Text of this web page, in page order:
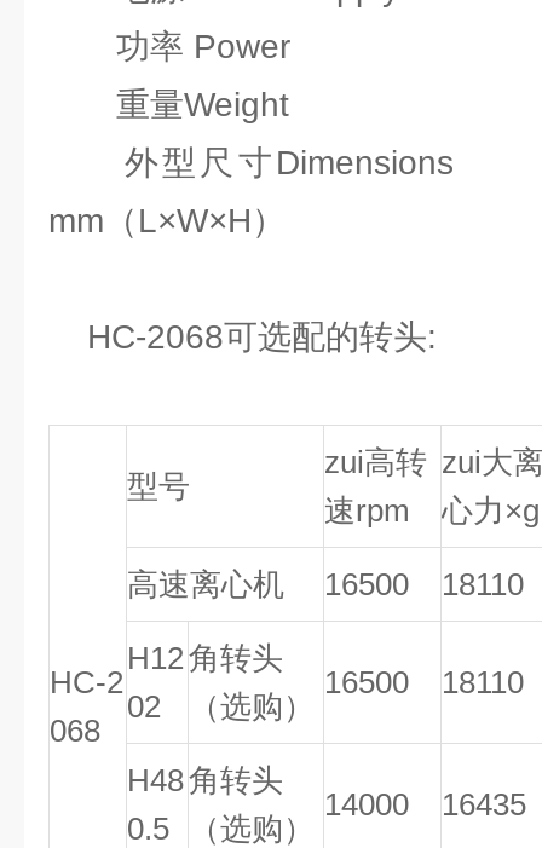
功率 Power
重量Weight
外型尺寸
mm（L×W×H）
HC-2068可选配的转头:
HC-2
068
型号
zui高转
速rpm
zui大
心力×g
高速离心机 16500 18110
H12
02
角转头
（选购）
16500 18110
H48
0.5
角转头
（选购）
14000 16435